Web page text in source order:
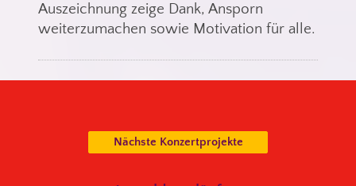
Auszeichnung zeige Dank, Ansporn
weiterzumachen sowie Motivation für alle.
Nächste Konzertprojekte